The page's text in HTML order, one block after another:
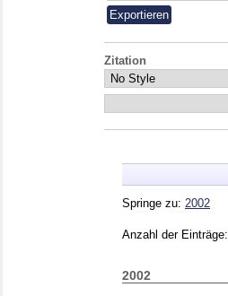
Zitation
Springe zu: 2002
Anzahl der Einträge:
2002